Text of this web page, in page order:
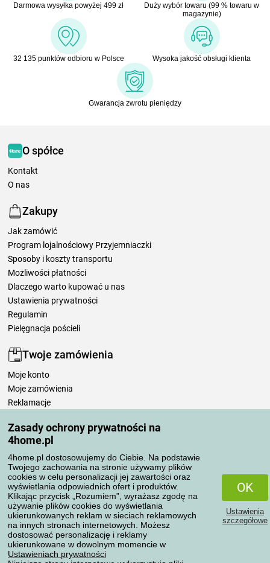
Zasady ochrony prywatności na
4home.pl
4home.pl dostosowujemy do Ciebie. Na podstawie
Twojego zachowania na stronie używamy plików
cookies w celu personalizacji jej zawartości oraz
wyświetlania odpowiednich ofert i produktów.
Klikając przycisk „Rozumiem”, wyrażasz zgodę na
używanie plików cookies do wyświetlania
ukierunkowanych reklam w sieciach reklamowych
na innych stronach internetowych. Możesz
dostosować personalizację i reklamy
ukierunkowane w dowolnym momencie w
Ustawieniach prywatności
OK
Ustawienia
szczegółowe
Darmowa wysyłka powyżej 499 zł
Duży wybór towaru (99 % towaru w
magazynie)
32 135 punktów odbioru w Polsce Wysoka jakość obsługi klienta
Gwarancja zwrotu pieniędzy
O spółce
Kontakt
O nas
Zakupy
Jak zamówić
Program lojalnościowy Przyjemniaczki
Sposoby i koszty transportu
Możliwości płatności
Dlaczego warto kupować u nas
Ustawienia prywatności
Regulamin
Pielęgnacja pościeli
Twoje zamówienia
Moje konto
Moje zamówienia
Reklamacje
Zasady przetwarzania recenzji
Sposoby transportu
Metody płatności
Niezawodny sklep